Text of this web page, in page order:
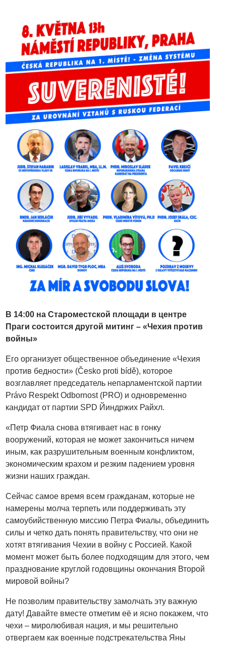
В 14:00 на Староместской площади в центре
Праги состоится другой митинг– «Чехия против
войны»
Его организует общественное объединение «Чехия
против бедности» (Česko proti bídě), которое
возглавляет председатель непарламентской партии
Právo Respekt Odbornost (PRO) и одновременно
кандидат от партии SPD Йиндржих Райхл.
«Петр Фиала снова втягивает нас в гонку
вооружений, которая не может закончиться ничем
иным, как разрушительным военным конфликтом,
экономическим крахом и резким падением уровня
жизни наших граждан.
Сейчас самое время всем гражданам, которые не
намерены молча терпеть или поддерживать эту
самоубийственную миссию Петра Фиалы, объединить
силы и четко дать понять правительству, что они не
хотят втягивания Чехии в войну с Россией. Какой
момент может быть более подходящим для этого, чем
празднование круглой годовщины окончания Второй
мировой войны?
Не позволим правительству замолчать эту важную
дату! Давайте вместе отметим её и ясно покажем, что
чехи – миролюбивая нация, и мы решительно
отвергаем как военные подстрекательства Яны